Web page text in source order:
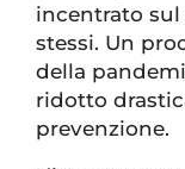
incentrato sul
stessi. Un
della
ridotto
prevenzione.